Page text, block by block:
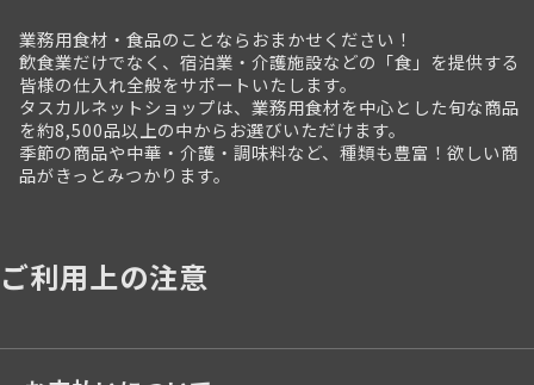
業務用食材・食品のことならおまかせください！
飲食業だけでなく、宿泊業・介護施設などの「食」を提供する
皆様の仕入れ全般をサポートいたします。
タスカルネットショップは、業務用食材を中心とした旬な商品
を約8,500品以上の中からお選びいただけます。
季節の商品や中華・介護・調味料など、種類も豊富！欲しい商
品がきっとみつかります。
ご利用上の注意